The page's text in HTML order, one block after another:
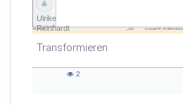
Ulrike
Reinhardt
Transformieren
16:17 duration
2